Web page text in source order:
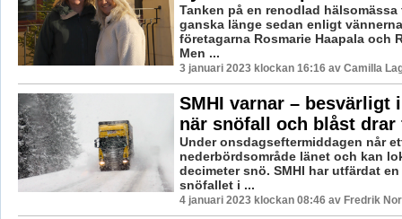
Tanken på en renodlad
ganska länge sedan enligt
företagarna Rosmarie Haapala och
Men ...
3 januari 2023 klockan 16:16 av Camilla
SMHI varnar – besvärligt
när snöfall och blåst drar
Under onsdagseftermiddagen når
nederbördsområde länet och kan
decimeter snö. SMHI har utfärdat
snöfallet i ...
4 januari 2023 klockan 08:46 av Fredrik